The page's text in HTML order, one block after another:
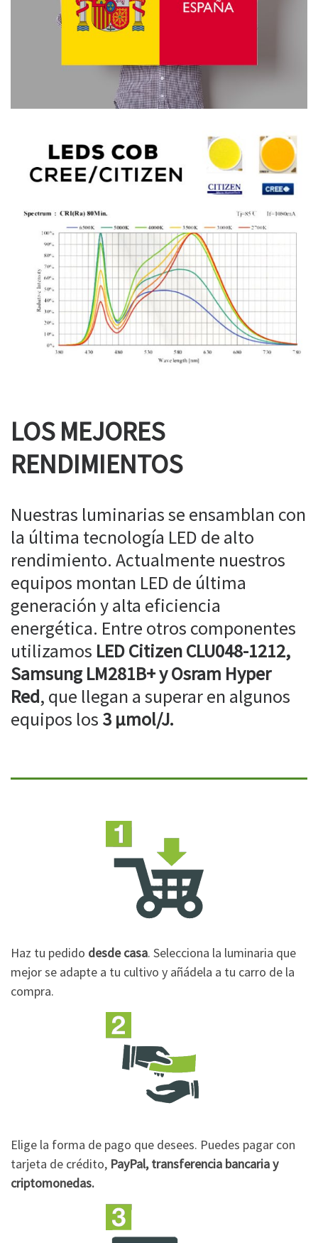
LOS MEJORES
RENDIMIENTOS
Nuestras luminarias se ensamblan con
la última tecnología LED de alto
rendimiento. Actualmente nuestros
equipos montan LED de última
generación y alta eficiencia
energética. Entre otros componentes
utilizamos LED Citizen CLU048-1212,
Samsung LM281B+ y Osram Hyper
Red, que llegan a superar en algunos
equipos los 3 µmol/J.
Haz tu pedido desde casa. Selecciona la luminaria que
mejor se adapte a tu cultivo y añádela a tu carro de la
compra.
Elige la forma de pago que desees. Puedes pagar con
tarjeta de crédito, PayPal, transferencia bancaria y
criptomonedas.